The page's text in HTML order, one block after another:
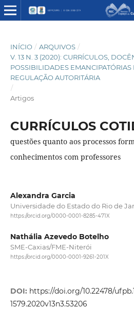
INÍCIO / ARQUIVOS /
V. 13 N. 3 (2020): CURRÍCULOS,
POSSIBILIDADES EMANCIPATÓRIAS
REGULAÇÃO AUTORITÁRIA
/
Artigos
CURRÍCULOS
questões quanto aos processos
conhecimentos com professores
Alexandra Garcia
Universidade do Estado do Rio de
https://orcid.org/0000-0001-8285-471X
Nathália Azevedo Botelho
SME-Caxias/FME-Niterói
https://orcid.org/0000-0001-9261-201X
DOI: https://doi.org/10.22478/
1579.2020v13n3.53206